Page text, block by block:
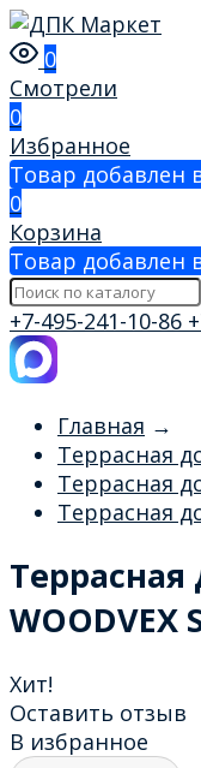
0
Смотрели
0
Избранное
Товар добавлен
0
Корзина
Товар добавлен
+7-495-241-10-86
Главная →
Террасная
Террасная
Террасная
WOODVEX
Хит!
Оставить отзыв
В избранное